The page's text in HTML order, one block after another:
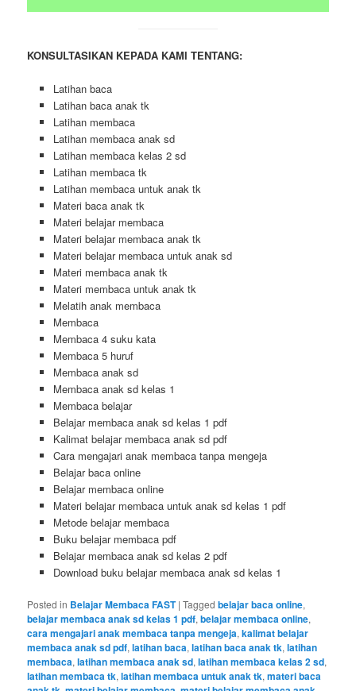
KONSULTASIKAN KEPADA KAMI TENTANG:
Latihan baca
Latihan baca anak tk
Latihan membaca
Latihan membaca anak sd
Latihan membaca kelas 2 sd
Latihan membaca tk
Latihan membaca untuk anak tk
Materi baca anak tk
Materi belajar membaca
Materi belajar membaca anak tk
Materi belajar membaca untuk anak sd
Materi membaca anak tk
Materi membaca untuk anak tk
Melatih anak membaca
Membaca
Membaca 4 suku kata
Membaca 5 huruf
Membaca anak sd
Membaca anak sd kelas 1
Membaca belajar
Belajar membaca anak sd kelas 1 pdf
Kalimat belajar membaca anak sd pdf
Cara mengajari anak membaca tanpa mengeja
Belajar baca online
Belajar membaca online
Materi belajar membaca untuk anak sd kelas 1 pdf
Metode belajar membaca
Buku belajar membaca pdf
Belajar membaca anak sd kelas 2 pdf
Download buku belajar membaca anak sd kelas 1
Posted in Belajar Membaca FAST |Tagged belajar baca online,
belajar membaca anak sd kelas 1 pdf,belajar membaca online,
cara mengajari anak membaca tanpa mengeja,kalimat belajar
membaca anak sd pdf,latihan baca,latihan baca anak tk,latihan
membaca,latihan membaca anak sd,latihan membaca kelas 2 sd,
latihan membaca tk,latihan membaca untuk anak tk,materi baca